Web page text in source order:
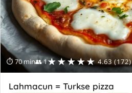
⏱ 70 min👥 1★★★★★ 4.63 (172)
Lahmacun = Turkse pizza